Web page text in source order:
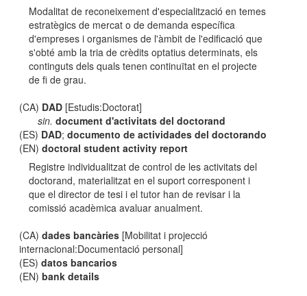
Modalitat de reconeixement d'especialització en temes
estratègics de mercat o de demanda específica
d'empreses i organismes de l'àmbit de l'edificació que
s'obté amb la tria de crèdits optatius determinats, els
continguts dels quals tenen continuïtat en el projecte
de fi de grau.
(CA) DAD [Estudis:Doctorat]
sin. document d'activitats del doctorand
(ES) DAD;documento de actividades del doctorando
(EN)doctoral student activity report
Registre individualitzat de control de les activitats del
doctorand, materialitzat en el suport corresponent i
que el director de tesi i el tutor han de revisar i la
comissió acadèmica avaluar anualment.
(CA)dades bancàries [Mobilitat i projecció
internacional:Documentació personal]
(ES)datos bancarios
(EN)bank details